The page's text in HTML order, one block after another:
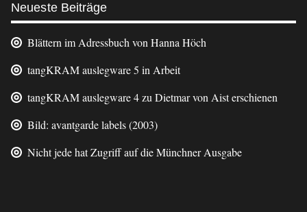
Neueste Beiträge
Blättern im Adressbuch von Hanna Höch
tangKRAM auslegware 5 in Arbeit
tangKRAM auslegware 4 zu Dietmar von Aist erschienen
Bild: avantgarde labels (2003)
Nicht jede hat Zugriff auf die Münchner Ausgabe